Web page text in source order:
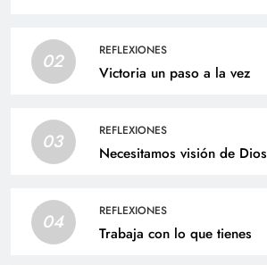
02 REFLEXIONES
Victoria un paso a la vez
03 REFLEXIONES
Necesitamos visión de Dios
04 REFLEXIONES
Trabaja con lo que tienes